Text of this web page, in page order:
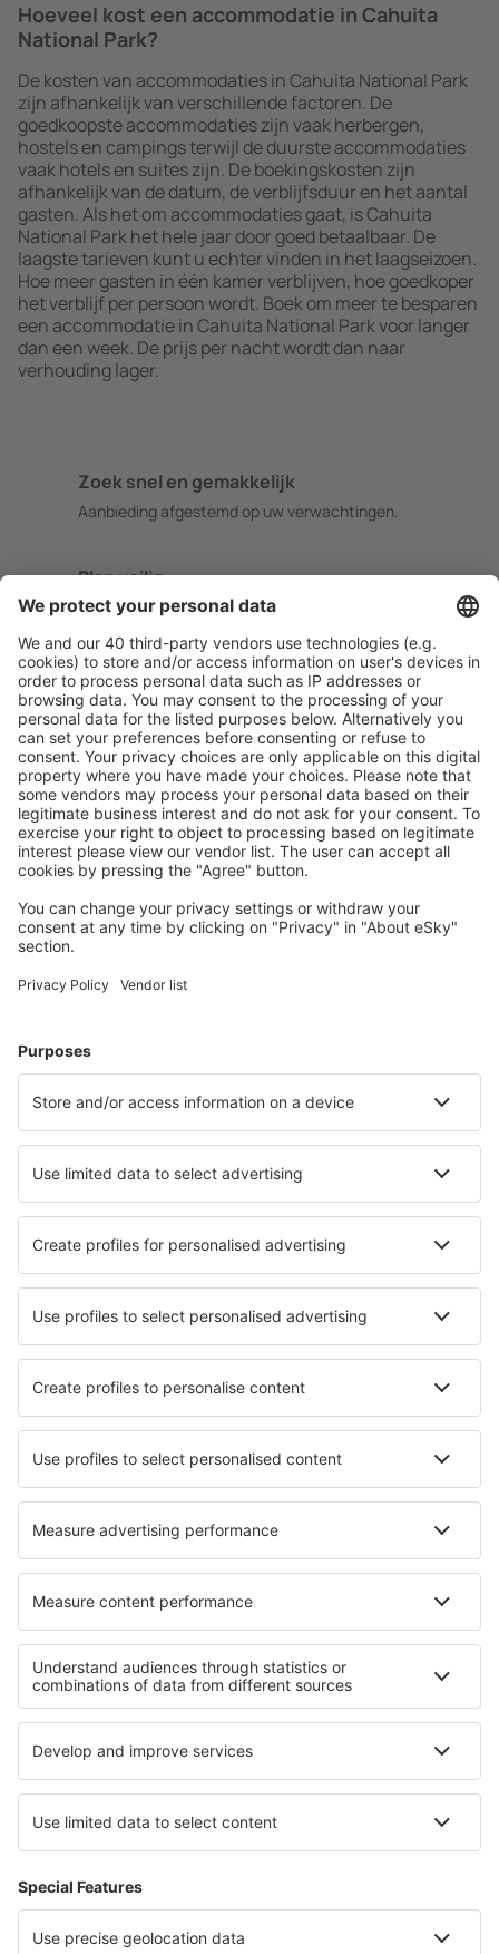
Hoeveel kost een accommodatie in Cahuita
National Park?
De kosten van accommodaties in Cahuita National Park
zijn afhankelijk van verschillende factoren. De
goedkoopste accommodaties zijn vaak herbergen,
hostels en campings terwijl de duurste accommodaties
vaak hotels en suites zijn. De boekingskosten zijn
afhankelijk van de datum, de verblijfsduur en het aantal
gasten. Als het om accommodaties gaat, is Cahuita
National Park het hele jaar door goed betaalbaar. De
laagste tarieven kunt u echter vinden in het laagseizoen.
Hoe meer gasten in één kamer verblijven, hoe goedkoper
het verblijf per persoon wordt. Boek om meer te besparen
een accommodatie in Cahuita National Park voor langer
dan een week. De prijs per nacht wordt dan naar
verhouding lager.
Zoek snel en gemakkelijk
Aanbieding afgestemd op uw verwachtingen.
Plan veilig
Zorgeloos boeken met gratiss annuleringsopties.
Bespaar meer
Reisaanbiedingen en speciale aanbiedingen voor
geregistreerde gebruikers.
Accommodaties die u bevallen
Kies uit meer dan 1,3 miljoen accommodaties: hotels,
jeugdherbergen, appartementen en meer.
Meest gezochte accommodatie door eSky-
gebruikers
Accommodatie in Costa Rica - Populaire steden
Verblijf in San José Verblijf in Tamarindo Verblijf in Jaco
Verblijf Italcancori Verblijf Playa Bejuco
Verblijf Nicoya Peninsula
Beste accommodatie - steden
Verblijf in Leechburg Verblijf in Sidhirokhórion
Verblijf Llanfair Verblijf in Biancavilla
Verblijf in Villers-sous-Châtillon Verblijf in New Hampton
Verblijf in Masseria Porvica Verblijf in Aghia Paraskevi
Beste accommodatie - regio's
Verblijf in Costa Rica Verblijf in Puntarenas
Verblijf in Arenal Volcano National Park Verblijf in Guanacaste
Verblijf in Manuel Antonio National Park Verblijf in Otztal
Verblijf in Florianópolis Verblijf op Bora Bora
Verblijf op Rarotonga Verblijf op Mallorca